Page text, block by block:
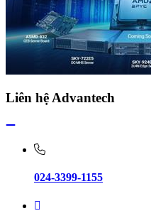
Liên hệ Advantech
024-3399-1155